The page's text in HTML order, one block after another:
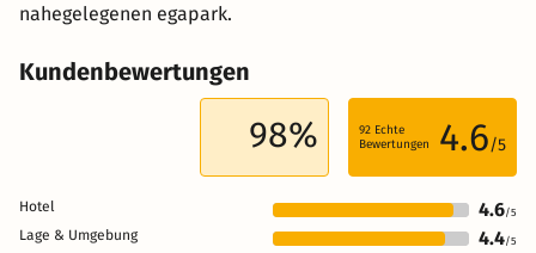
nahegelegenen egapark.
Kundenbewertungen
98% 92 Echte
Bewertungen
4.6/5
Hotel 4.6/5
Lage & Umgebung 4.4/5